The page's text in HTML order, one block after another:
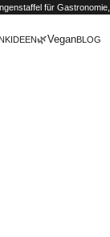
für
🌿VeganBLOG